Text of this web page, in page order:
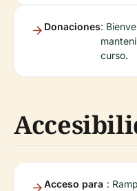
Donaciones:
curso.
Acceso para :